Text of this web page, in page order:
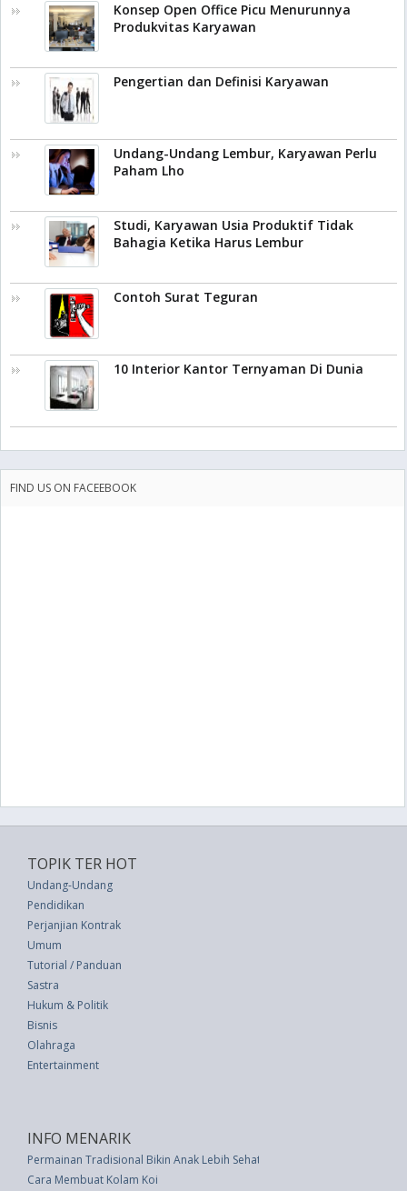
Konsep Open Office Picu Menurunnya
Produkvitas Karyawan
Pengertian dan Definisi Karyawan
Undang-Undang Lembur, Karyawan Perlu
Paham Lho
Studi, Karyawan Usia Produktif Tidak
Bahagia Ketika Harus Lembur
Contoh Surat Teguran
10 Interior Kantor Ternyaman Di Dunia
FIND US ON FACEEBOOK
TOPIK TER HOT
Undang-Undang
Pendidikan
Perjanjian Kontrak
Umum
Tutorial / Panduan
Sastra
Hukum & Politik
Bisnis
Olahraga
Entertainment
INFO MENARIK
Permainan Tradisional Bikin Anak Lebih Sehat
Cara Membuat Kolam Koi